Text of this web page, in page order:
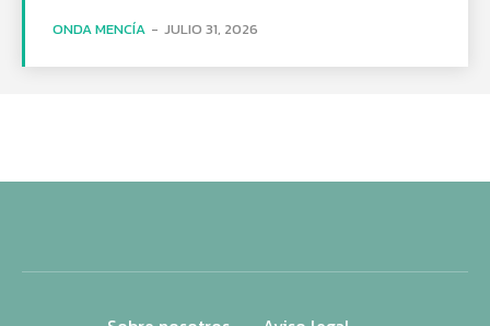
ONDA MENCÍA - JULIO 31, 2026